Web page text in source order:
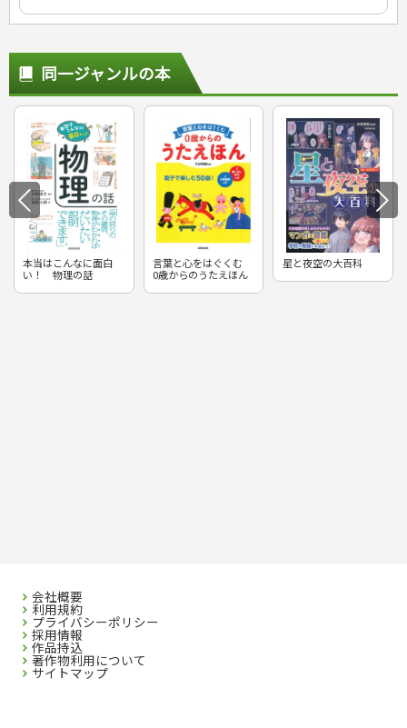
同一ジャンルの本
本当はこんなに面白
い！ 物理の話
言葉と心をはぐくむ
0歳からのうたえほん
星と夜空の大百科
会社概要
利用規約
プライバシーポリシー
採用情報
作品持込
著作物利用について
サイトマップ